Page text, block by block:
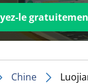
le
Chine